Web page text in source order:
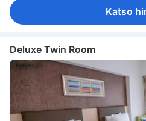
Katso
Deluxe Twin Room